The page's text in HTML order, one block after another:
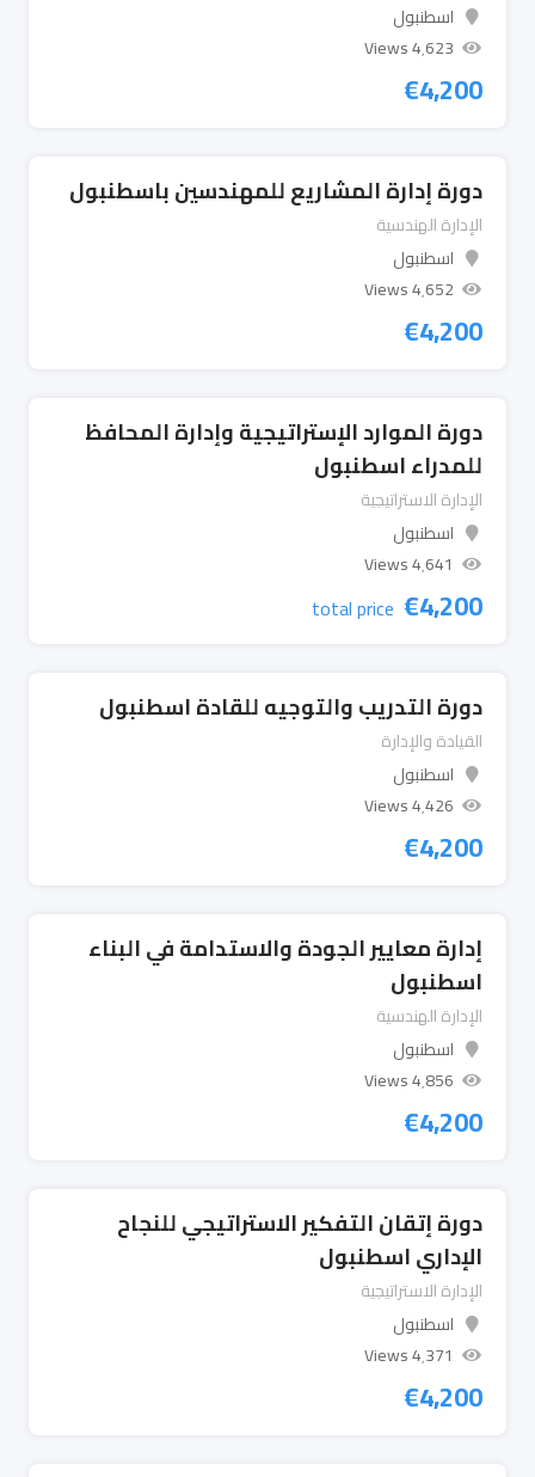
اسطنبول
4٬623 Views
€4,200
دورة إدارة المشاريع للمهندسين باسطنبول
الإدارة الهندسية
اسطنبول
4٬652 Views
€4,200
دورة الموارد الإستراتيجية وإدارة المحافظ
للمدراء اسطنبول
الإدارة الاستراتيجية
اسطنبول
4٬641 Views
€4,200
total price
دورة التدريب والتوجيه للقادة اسطنبول
القيادة والإدارة
اسطنبول
4٬426 Views
€4,200
إدارة معايير الجودة والاستدامة في البناء
اسطنبول
الإدارة الهندسية
اسطنبول
4٬856 Views
€4,200
دورة إتقان التفكير الاستراتيجي للنجاح
الإداري اسطنبول
الإدارة الاستراتيجية
اسطنبول
4٬371 Views
€4,200